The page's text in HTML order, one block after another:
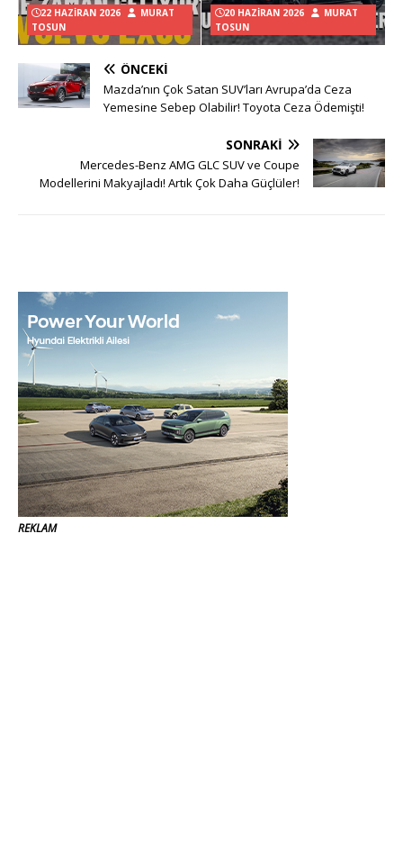
22 HAZIRAN 2026
MURAT
TOSUN
20 HAZIRAN 2026
MURAT
TOSUN
ÖNCEKI
Mazda’nın Çok Satan SUV’ları Avrupa’da Ceza
Yemesine Sebep Olabilir! Toyota Ceza Ödemişti!
SONRAKI
Mercedes-Benz AMG GLC SUV ve Coupe
Modellerini Makyajladı! Artık Çok Daha Güçlüler!
REKLAM